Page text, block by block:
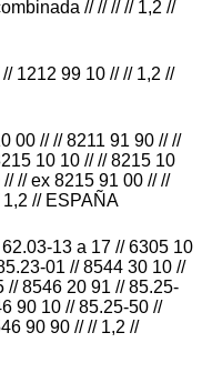
// // // // 1,2 //
1212 99 10 // // 1,2 //
00 // // 8211 91 90 // //
10 10 // // 8215 10
// ex 8215 91 00 // //
// ESPAÑA
13 a 17 // 6305 10
01 // 8544 30 10 //
// 8546 20 91 // 85.25-
90 10 // 85.25-50 //
90 90 // // 1,2 //